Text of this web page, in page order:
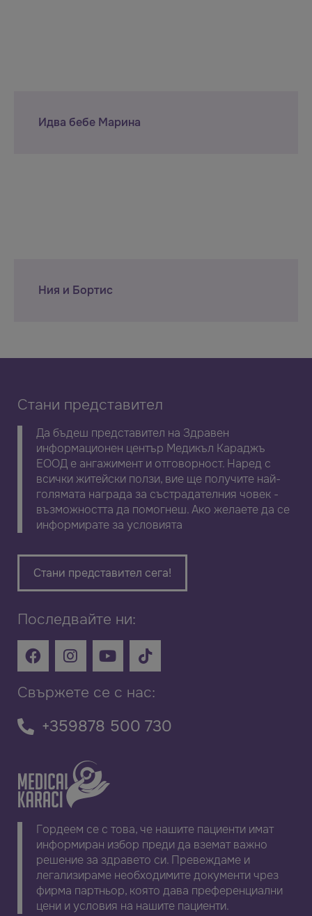
Идва бебе Марина
Ния и Бортис
Стани представител
Да бъдеш представител на Здравен
информационен център Медикъл Караджъ
ЕООД е ангажимент и отговорност. Наред с
всички житейски ползи, вие ще получите най-
голямата награда за състрадателния човек -
възможността да помогнеш. Ако желаете да се
информирате за условията
Стани представител сега!
Последвайте ни:
Свържете се с нас:
+359878 500 730
Гордеем се с това, че нашите пациенти имат
информиран избор преди да вземат важно
решение за здравето си. Превеждаме и
легализираме необходимите документи чрез
фирма партньор, която дава преференциални
цени и условия на нашите пациенти.